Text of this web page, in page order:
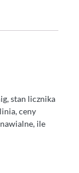
stan licznika
ceny
ile